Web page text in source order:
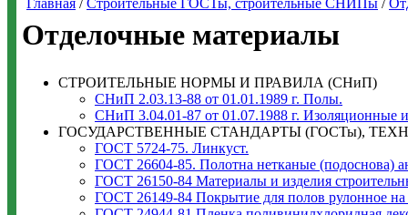
Главная /Строительные ГОСТы, строительные СНИПы /
Отделочные материалы
СТРОИТЕЛЬНЫЕ НОРМЫ И ПРАВИЛА (СНиП)
СНиП 2.03.13-88 от 01.01.1989 г. Полы.
СНиП 3.04.01-87 от 01.07.1988 г. Изоляционные
ГОСУДАРСТВЕННЫЕ СТАНДАРТЫ (ГОСТы),
ГОСТ 5724-75. Линкуст.
ГОСТ 26604-85. Полотна нетканые (подоснова)
ГОСТ 26150-84 Материалы и изделия
ГОСТ 26149-84 Покрытие для полов рулонное на